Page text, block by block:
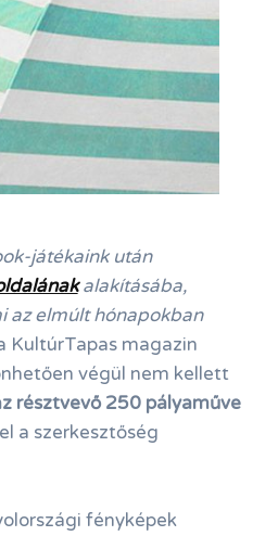
játékaink után
alakításába,
az elmúlt hónapokban
KultúrTapas magazin
végül nem kellett
résztvevő 250 pályaműve
a szerkesztőség
fényképek